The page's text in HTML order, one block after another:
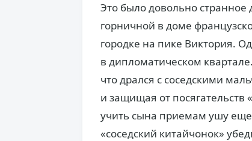
Это было довольно
горничной в доме
городке на пике Виктория.
в дипломатическом
что дрался с соседскими
и защищая от
учить сына приемам ушу
«соседский китайчонок»